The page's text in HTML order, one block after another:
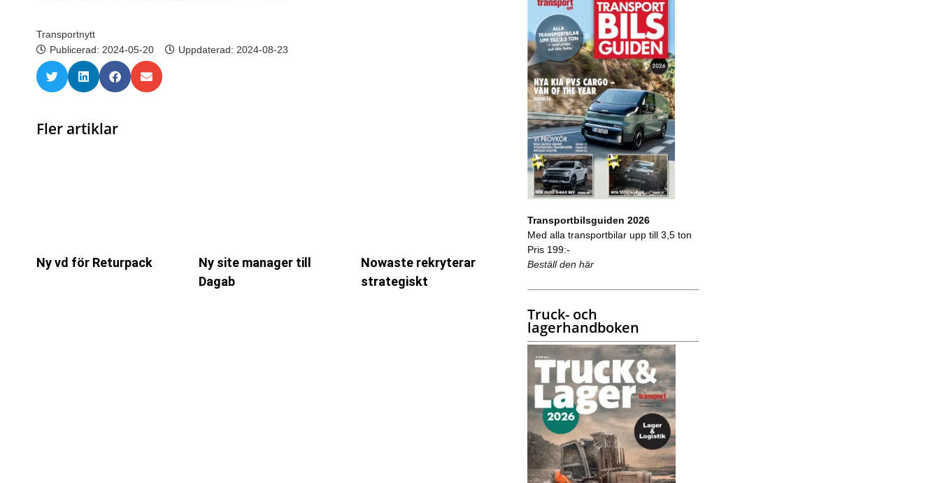
Transportnytt
Publicerad: 2024-05-20 Uppdaterad: 2024-08-23
Fler artiklar
Ny vd för Returpack
Ny site manager till
Dagab
Nowaste rekryterar
strategiskt
Transportbilsguiden 2026
Med alla transportbilar upp till 3,5 ton
Pris 199:-
Beställ den här
Truck- och
lagerhandboken